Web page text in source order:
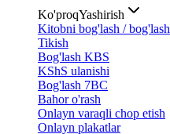
Ko'proqYashirish
Kitobni bog'lash / bog'lash
Tikish
Bog'lash KBS
KShS ulanishi
Bog'lash 7BC
Bahor o'rash
Onlayn varaqli chop etish
Onlayn plakatlar